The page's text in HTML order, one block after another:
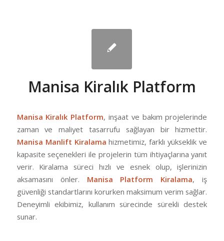
Manisa Kiralık Platform
Manisa Kiralık Platform, inşaat ve bakım projelerinde
zaman ve maliyet tasarrufu sağlayan bir hizmettir.
Manisa Manlift Kiralama hizmetimiz, farklı yükseklik ve
kapasite seçenekleri ile projelerin tüm ihtiyaçlarına yanıt
verir. Kiralama süreci hızlı ve esnek olup, işlerinizin
aksamasını önler. Manisa Platform Kiralama, iş
güvenliği standartlarını korurken maksimum verim sağlar.
Deneyimli ekibimiz, kullanım sürecinde sürekli destek
sunar.